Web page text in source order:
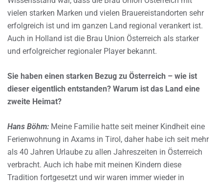
vielen starken Marken und vielen Brauereistandorten sehr
erfolgreich ist und im ganzen Land regional verankert ist.
Auch in Holland ist die Brau Union Österreich als starker
und erfolgreicher regionaler Player bekannt.
Sie haben einen starken Bezug zu Österreich – wie ist
dieser eigentlich entstanden? Warum ist das Land eine
zweite Heimat?
Hans Böhm: Meine Familie hatte seit meiner Kindheit eine
Ferienwohnung in Axams in Tirol, daher habe ich seit mehr
als 40 Jahren Urlaube zu allen Jahreszeiten in Österreich
verbracht. Auch ich habe mit meinen Kindern diese
Tradition fortgesetzt und wir waren immer wieder in